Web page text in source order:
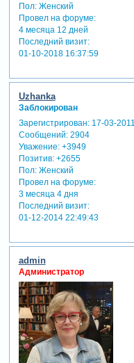
Пол:Женский
Провел на форуме:
4 месяца 12 дней
Последний визит:
01-10-2018 16:37:59
Uzhanka
Заблокирован
Зарегистрирован: 17-03-2011
Сообщений:2904
Уважение: +3949
Позитив: +2655
Пол:Женский
Провел на форуме:
3 месяца 4 дня
Последний визит:
01-12-2014 22:49:43
admin
Администратор